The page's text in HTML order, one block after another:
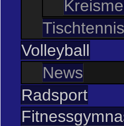
Volleyball
News
Radsport